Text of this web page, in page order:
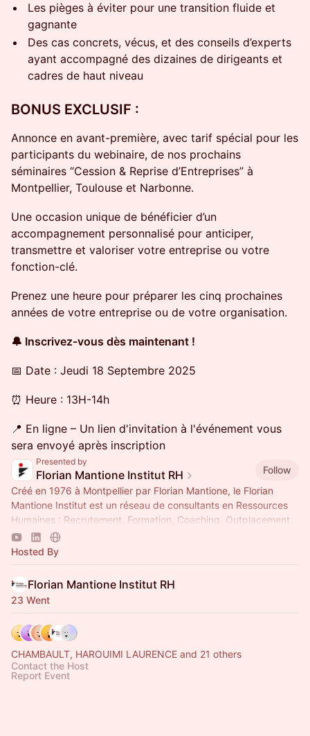
​Les pièges à éviter pour une transition fluide et
gagnante
​Des cas concrets, vécus, et des conseils d’experts
ayant accompagné des dizaines de dirigeants et
cadres de haut niveau
​BONUS EXCLUSIF :
​Annonce en avant-première, avec tarif spécial pour les
participants du webinaire, de nos prochains
séminaires “Cession & Reprise d’Entreprises” à
Montpellier, Toulouse et Narbonne.
​Une occasion unique de bénéficier d’un
accompagnement personnalisé pour anticiper,
transmettre et valoriser votre entreprise ou votre
fonction-clé.
​Prenez une heure pour préparer les cinq prochaines
années de votre entreprise ou de votre organisation.
🔔 Inscrivez-vous dès maintenant !
​📅 Date : Jeudi 18 Septembre 2025
​⏰ Heure : 13H-14h
​📍 En ligne – Un lien d'invitation à l'événement vous
sera envoyé après inscription
Presented by
Florian Mantione Institut RH
Follow
Créé en 1976 à Montpellier par Florian Mantione, le Florian
Mantione Institut est un réseau de consultants en Ressources
Humaines : Recrutement, Formation, Coaching, Outplacement,
Bilan de Compétences
Hosted By
Florian Mantione Institut RH
23 Went
CHAMBAULT, HAROUIMI LAURENCE and 21 others
Contact the Host
Report Event